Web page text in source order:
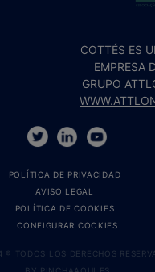
COTTÉS ES
EMPRESA
GRUPO
POLÍTICA DE PRIVACIDAD
AVISO LEGAL
POLÍTICA DE COOKIES
CONFIGURAR COOKIES
® TODOS LOS DERECHOS